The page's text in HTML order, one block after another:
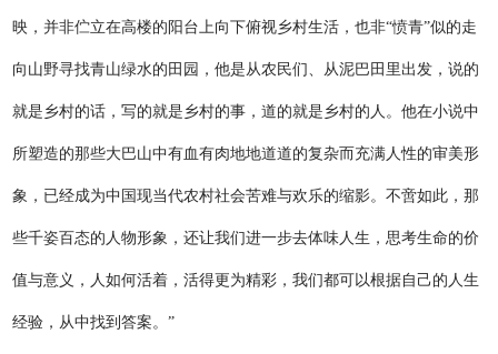
映，并非伫立在高楼的阳台上向下俯视乡村生活，也非“愤青”似的走
向山野寻找青山绿水的田园，他是从农民们、从泥巴田里出发，说的
就是乡村的话，写的就是乡村的事，道的就是乡村的人。他在小说中
所塑造的那些大巴山中有血有肉地地道道的复杂而充满人性的审美形
象，已经成为中国现当代农村社会苦难与欢乐的缩影。不啻如此，那
些千姿百态的人物形象，还让我们进一步去体味人生，思考生命的价
值与意义，人如何活着，活得更为精彩，我们都可以根据自己的人生
经验，从中找到答案。”